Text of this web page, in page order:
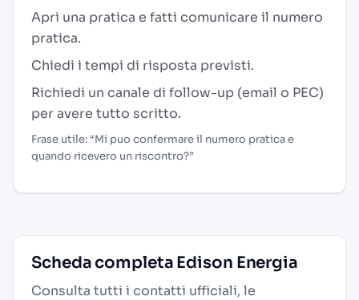
Apri una pratica e fatti comunicare il numero
pratica.
Chiedi i tempi di risposta previsti.
Richiedi un canale di follow-up (email o PEC)
per avere tutto scritto.
Frase utile: “Mi puo confermare il numero pratica e
quando ricevero un riscontro?”
Scheda completa Edison Energia
Consulta tutti i contatti ufficiali, le